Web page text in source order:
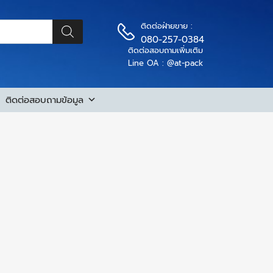
ติดต่อฝ่ายขาย :
080-257-0384
ติดต่อสอบถามเพิ่มเติม
Line OA : @at-pack
ติดต่อสอบถามข้อมูล